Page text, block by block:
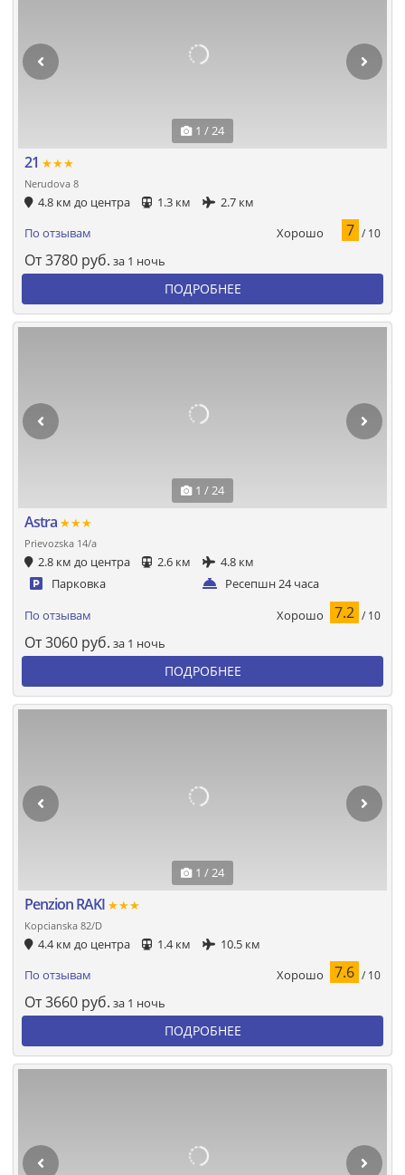
1 / 24
21 ★★★
Nerudova 8
4.8 км до центра 1.3 км
2.7 км
По отзывам
Хорошо 7 / 10
От3780 руб. за 1 ночь
ПОДРОБНЕЕ
1 / 24
Astra ★★★
Prievozska 14/a
2.8 км до центра 2.6 км
4.8 км
Парковка
Ресепшн 24 часа
По отзывам Хорошо 7.2 / 10
От3060 руб. за 1 ночь
ПОДРОБНЕЕ
1 / 24
Penzion RAKI ★★★
Kopcianska 82/D
4.4 км до центра 1.4 км
10.5 км
По отзывам
Хорошо 7.6 / 10
От3660 руб. за 1 ночь
ПОДРОБНЕЕ